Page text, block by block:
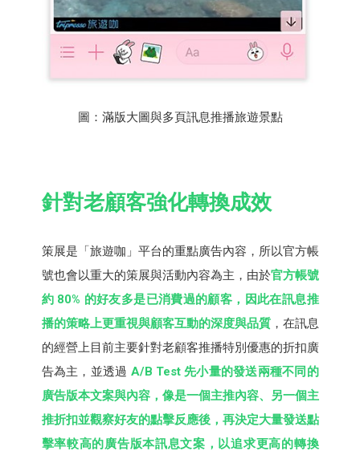
圖：滿版大圖與多頁訊息推播旅遊景點
針對老顧客強化轉換成效
策展是「旅遊咖」平台的重點廣告內容，所以官方帳
號也會以重大的策展與活動內容為主，由於官方帳號
約 80% 的好友多是已消費過的顧客，因此在訊息推
播的策略上更重視與顧客互動的深度與品質，在訊息
的經營上目前主要針對老顧客推播特別優惠的折扣廣
告為主，並透過 A/B Test 先小量的發送兩種不同的
廣告版本文案與內容，像是一個主推內容、另一個主
推折扣並觀察好友的點擊反應後，再決定大量發送點
擊率較高的廣告版本訊息文案，以追求更高的轉換